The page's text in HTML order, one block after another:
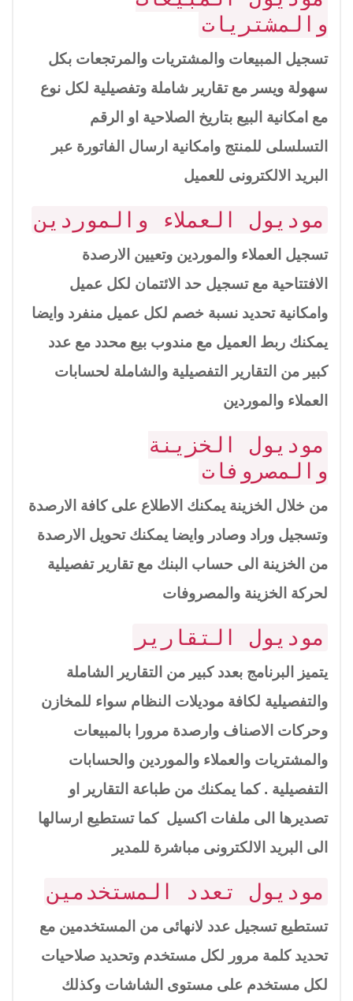
والمشتريات
تسجيل المبيعات والمشتريات والمرتجعات بكل
سهولة ويسر مع تقارير شاملة وتفصيلية لكل نوع
مع امكانية البيع بتاريخ الصلاحية او الرقم
التسلسلى للمنتج وامكانية ارسال الفاتورة عبر
البريد الالكترونى للعميل
موديول العملاء والموردين
تسجيل العملاء والموردين وتعيين الارصدة
الافتتاحية مع تسجيل حد الائتمان لكل عميل
وامكانية تحديد نسبة خصم لكل عميل منفرد وايضا
يمكنك ربط العميل مع مندوب بيع محدد مع عدد
كبير من التقارير التفصيلية والشاملة لحسابات
العملاء والموردين
موديول الخزينة
والمصروفات
من خلال الخزينة يمكنك الاطلاع على كافة الارصدة
وتسجيل وراد وصادر وايضا يمكنك تحويل الارصدة
من الخزينة الى حساب البنك مع تقارير تفصيلية
لحركة الخزينة والمصروفات
موديول التقارير
يتميز البرنامج بعدد كبير من التقارير الشاملة
والتفصيلية لكافة موديلات النظام سواء للمخازن
وحركات الاصناف وارصدة مرورا بالمبيعات
والمشتريات والعملاء والموردين والحسابات
التفصيلية . كما يمكنك من طباعة التقارير او
تصديرها الى ملفات اكسيل كما تستطيع ارسالها
الى البريد الالكترونى مباشرة للمدير
موديول تعدد المستخدمين
تستطيع تسجيل عدد لانهائى من المستخدمين مع
تحديد كلمة مرور لكل مستخدم وتحديد صلاحيات
لكل مستخدم على مستوى الشاشات وكذلك